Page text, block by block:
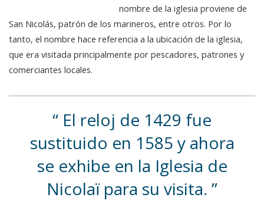
nombre de la iglesia proviene de
San Nicolás, patrón de los marineros, entre otros. Por lo
tanto, el nombre hace referencia a la ubicación de la iglesia,
que era visitada principalmente por pescadores, patrones y
comerciantes locales.
El reloj de 1429 fue
sustituido en 1585 y ahora
se exhibe en la Iglesia de
Nicolaï para su visita.